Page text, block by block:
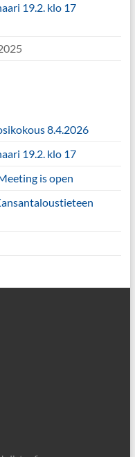
19.2. klo 17
8.4.2026
19.2. klo 17
is open